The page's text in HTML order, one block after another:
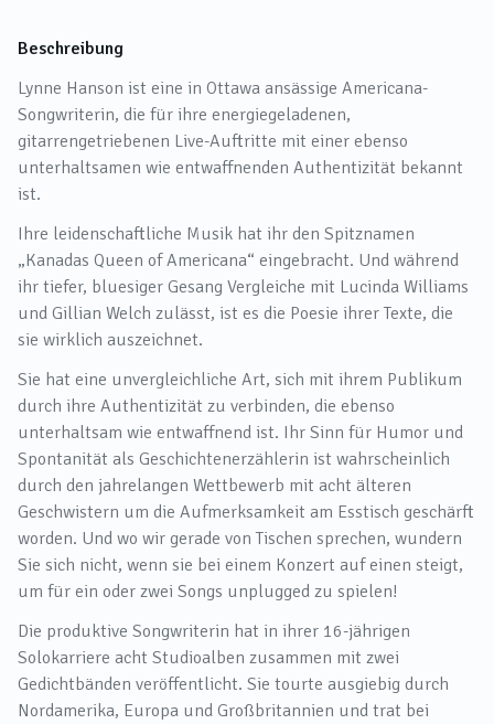
Beschreibung
Lynne Hanson ist eine in Ottawa ansässige Americana-
Songwriterin, die für ihre energiegeladenen,
gitarrengetriebenen Live-Auftritte mit einer ebenso
unterhaltsamen wie entwaffnenden Authentizität bekannt
ist.
Ihre leidenschaftliche Musik hat ihr den Spitznamen
„Kanadas Queen of Americana“ eingebracht. Und während
ihr tiefer, bluesiger Gesang Vergleiche mit Lucinda Williams
und Gillian Welch zulässt, ist es die Poesie ihrer Texte, die
sie wirklich auszeichnet.
Sie hat eine unvergleichliche Art, sich mit ihrem Publikum
durch ihre Authentizität zu verbinden, die ebenso
unterhaltsam wie entwaffnend ist. Ihr Sinn für Humor und
Spontanität als Geschichtenerzählerin ist wahrscheinlich
durch den jahrelangen Wettbewerb mit acht älteren
Geschwistern um die Aufmerksamkeit am Esstisch geschärft
worden. Und wo wir gerade von Tischen sprechen, wundern
Sie sich nicht, wenn sie bei einem Konzert auf einen steigt,
um für ein oder zwei Songs unplugged zu spielen!
Die produktive Songwriterin hat in ihrer 16-jährigen
Solokarriere acht Studioalben zusammen mit zwei
Gedichtbänden veröffentlicht. Sie tourte ausgiebig durch
Nordamerika, Europa und Großbritannien und trat bei